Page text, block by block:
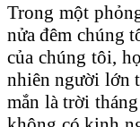
Trong một
nửa đêm chúng
của chúng tôi,
nhiên người lớn
mắn là trời